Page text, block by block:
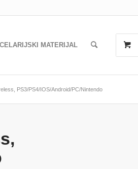
MATERIJAL
PS3/PS4/IOS/Android/PC/Nintendo